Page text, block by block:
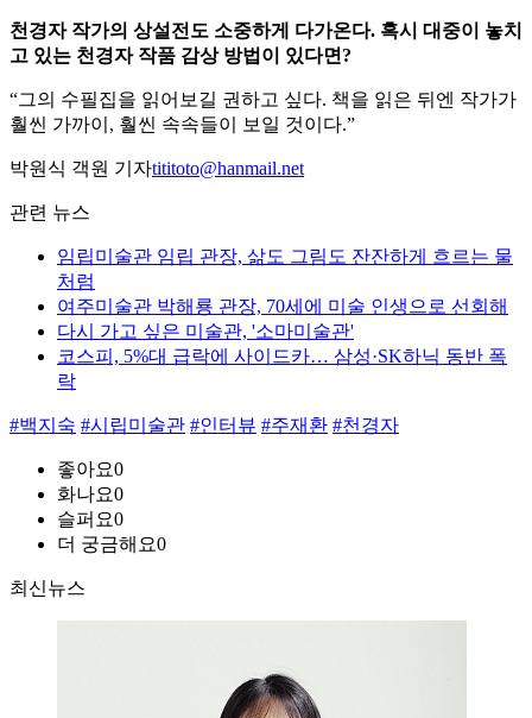
천경자 작가의 상설전도 소중하게 다가온다. 혹시 대중이 놓치
고 있는 천경자 작품 감상 방법이 있다면?
“그의 수필집을 읽어보길 권하고 싶다. 책을 읽은 뒤엔 작가가
훨씬 가까이, 훨씬 속속들이 보일 것이다.”
박원식 객원 기자tititoto@hanmail.net
관련 뉴스
임립미술관 임립 관장, 삶도 그림도 잔잔하게 흐르는 물
처럼
여주미술관 박해룡 관장, 70세에 미술 인생으로 선회해
다시 가고 싶은 미술관, '소마미술관'
코스피, 5%대 급락에 사이드카… 삼성·SK하닉 동반 폭
락
#백지숙 #시립미술관 #인터뷰 #주재환 #천경자
좋아요0
화나요0
슬퍼요0
더 궁금해요0
최신뉴스